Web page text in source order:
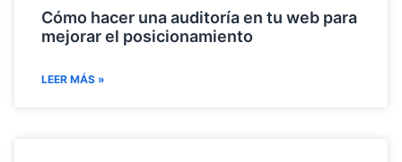
Cómo hacer una auditoría en tu web para
mejorar el posicionamiento
LEER MÁS »